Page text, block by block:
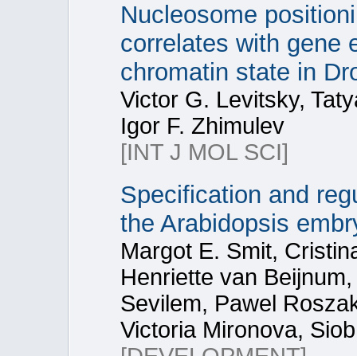
Nucleosome
correlates with gene
chromatin state in
Victor G. Levitsky,
Igor F. Zhimulev
[INT J MOL SCI]
Specification and
the Arabidopsis
Margot E. Smit,
Henriette van
Sevilem, Pawel
Victoria Mironova,